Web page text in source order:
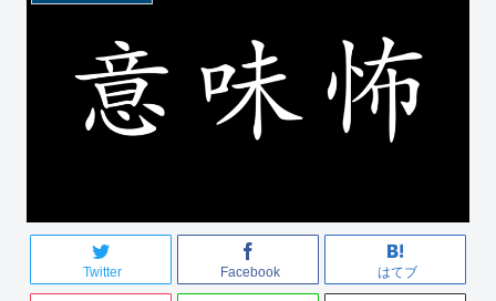
Twitter Facebook はてブ